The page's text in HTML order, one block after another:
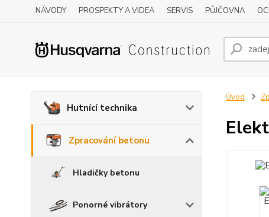
NÁVODY PROSPEKTY A VIDEA SERVIS PŮJČOVNA
Hutnící technika
Zpracování betonu
Hladičky betonu
Ponorné vibrátory
Úvod